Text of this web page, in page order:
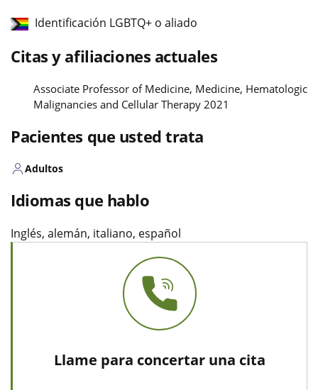
Identificación LGBTQ+ o aliado
Citas y afiliaciones actuales
Associate Professor of Medicine, Medicine, Hematologic
Malignancies and Cellular Therapy 2021
Pacientes que usted trata
Adultos
Idiomas que hablo
Inglés, alemán, italiano, español
Llame para concertar una cita